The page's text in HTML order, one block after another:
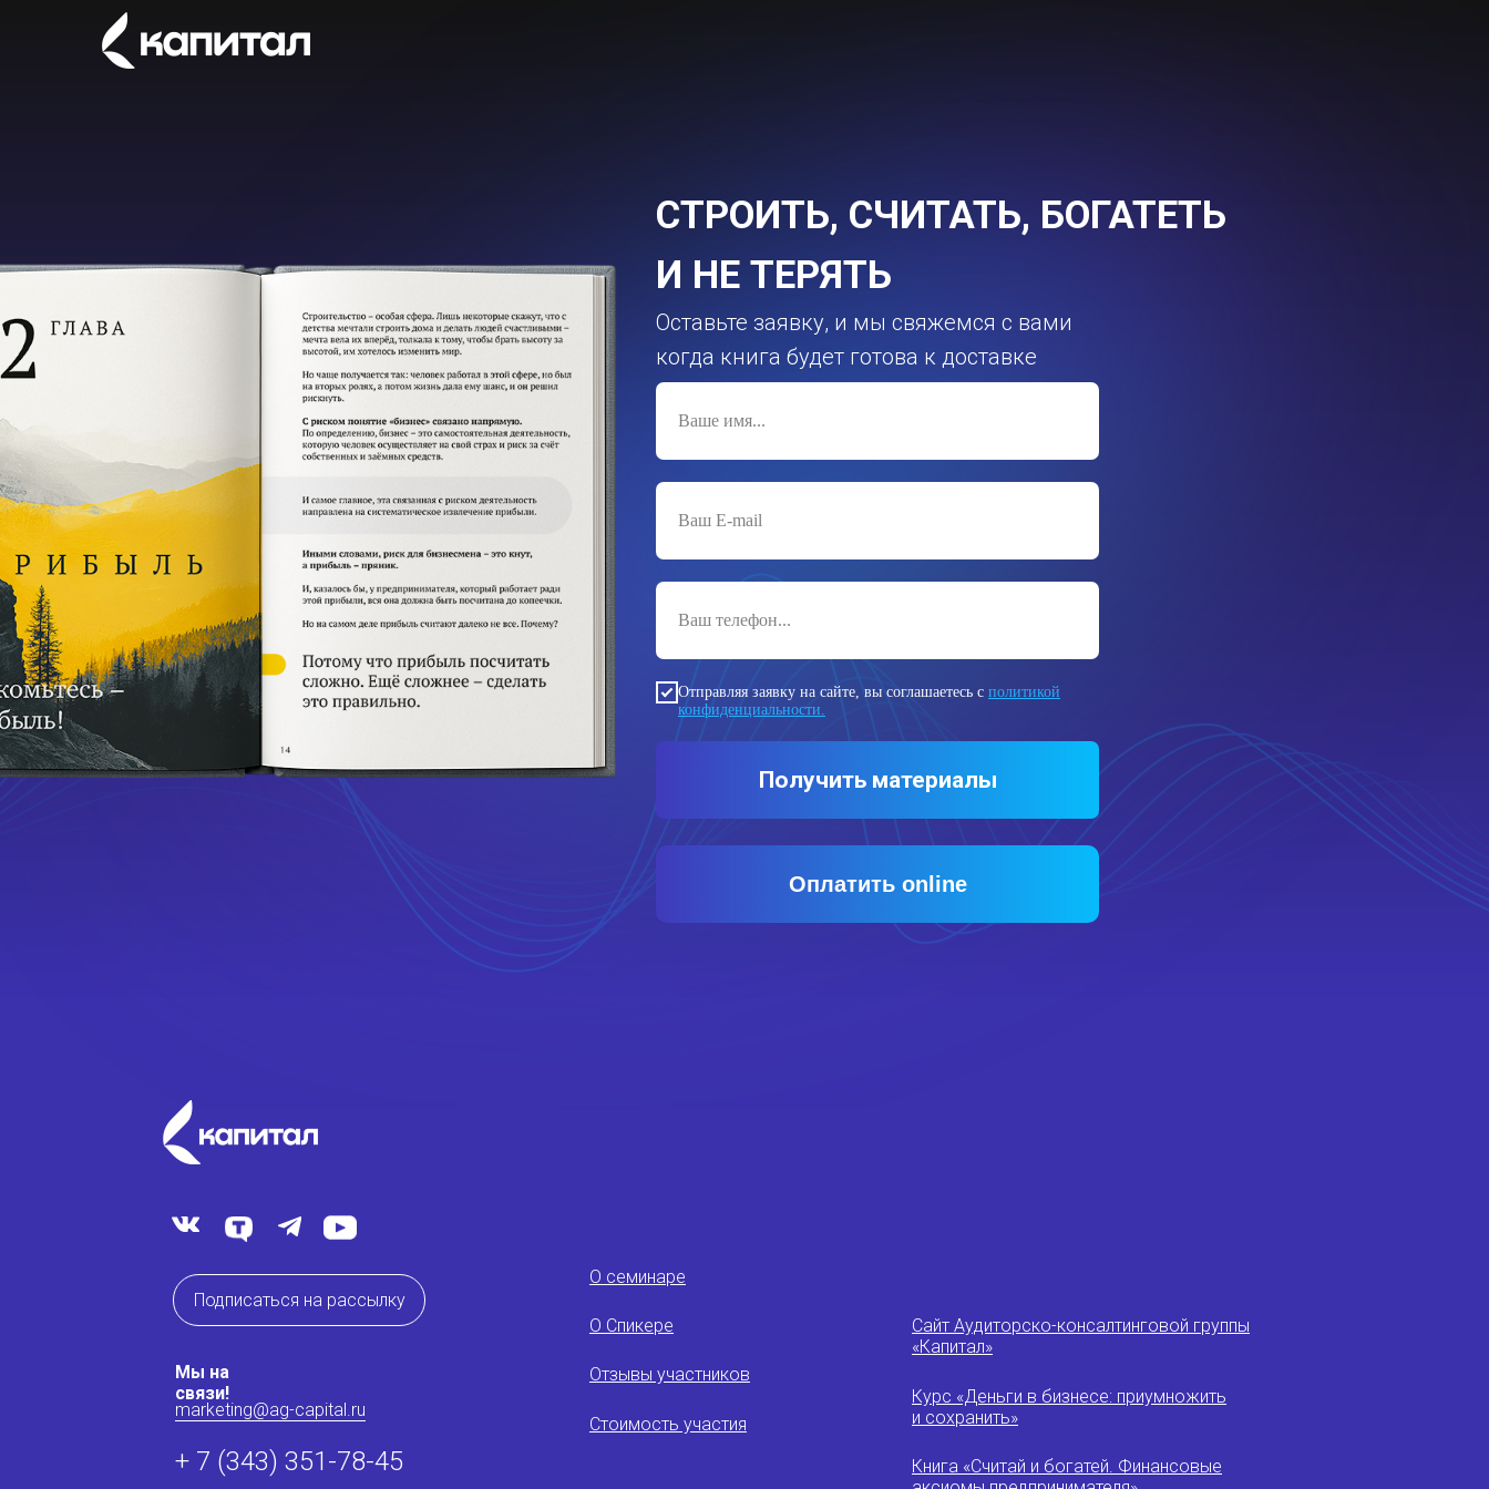
Отправляя заявку на сайте, вы соглашаетесь с политикой
конфиденциальности.
Получить материалы
СТРОИТЬ, СЧИТАТЬ, БОГАТЕТЬ
И НЕ ТЕРЯТЬ
Оставьте заявку, и мы свяжемся с вами
когда книга будет готова к доставке
Оплатить online
marketing@ag-capital.ru
Мы на
связи!
+ 7 (343) 351-78-45
О семинаре
О Спикере
Отзывы участников
Стоимость участия
Сайт Аудиторско-консалтинговой группы
«Капитал»
Курс «Деньги в бизнесе: приумножить
и сохранить»
Книга «Считай и богатей. Финансовые
Подписаться на рассылку